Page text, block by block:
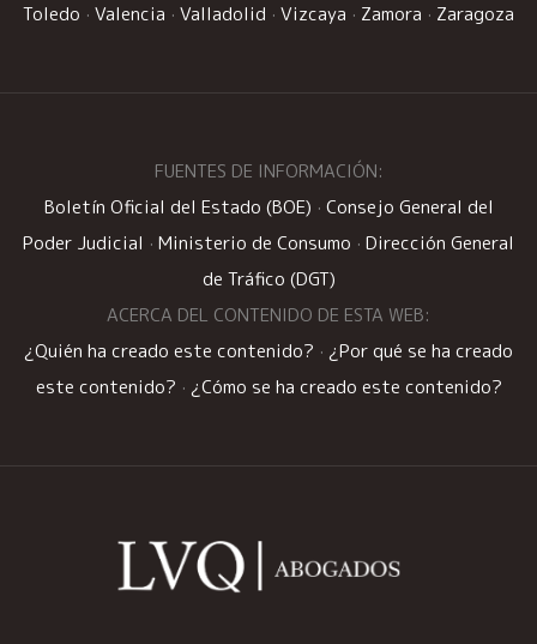
Toledo · Valencia · Valladolid · Vizcaya · Zamora · Zaragoza
FUENTES DE INFORMACIÓN:
Boletín Oficial del Estado (BOE) · Consejo General del
Poder Judicial · Ministerio de Consumo · Dirección General
de Tráfico (DGT)
ACERCA DEL CONTENIDO DE ESTA WEB:
¿Quién ha creado este contenido? · ¿Por qué se ha creado
este contenido? · ¿Cómo se ha creado este contenido?